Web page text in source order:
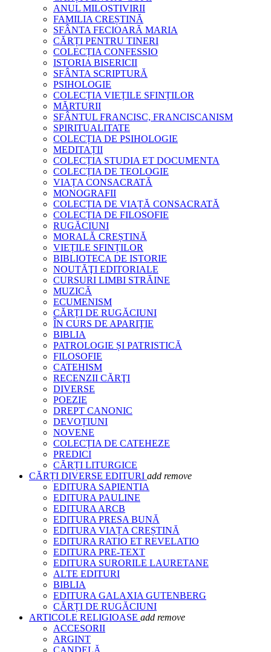
ANUL MILOSTIVIRII
FAMILIA CREȘTINĂ
SFÂNTA FECIOARĂ MARIA
CĂRȚI PENTRU TINERI
COLECȚIA CONFESSIO
ISTORIA BISERICII
SFÂNTA SCRIPTURĂ
PSIHOLOGIE
COLECȚIA VIEȚILE SFINȚILOR
MĂRTURII
SFÂNTUL FRANCISC, FRANCISCANISM
SPIRITUALITATE
COLECȚIA DE PSIHOLOGIE
MEDITAȚII
COLECȚIA STUDIA ET DOCUMENTA
COLECȚIA DE TEOLOGIE
VIAȚA CONSACRATĂ
MONOGRAFII
COLECȚIA DE VIAȚĂ CONSACRATĂ
COLECȚIA DE FILOSOFIE
RUGĂCIUNI
MORALĂ CREȘTINĂ
VIEȚILE SFINȚILOR
BIBLIOTECA DE ISTORIE
NOUTĂŢI EDITORIALE
CURSURI LIMBI STRĂINE
MUZICĂ
ECUMENISM
CĂRȚI DE RUGĂCIUNI
ÎN CURS DE APARIŢIE
BIBLIA
PATROLOGIE ȘI PATRISTICĂ
FILOSOFIE
CATEHISM
RECENZII CĂRŢI
DIVERSE
POEZIE
DREPT CANONIC
DEVOȚIUNI
NOVENE
COLECȚIA DE CATEHEZE
PREDICI
CĂRȚI LITURGICE
CĂRȚI DIVERSE EDITURI add remove
EDITURA SAPIENTIA
EDITURA PAULINE
EDITURA ARCB
EDITURA PRESA BUNĂ
EDITURA VIAȚA CREȘTINĂ
EDITURA RATIO ET REVELATIO
EDITURA PRE-TEXT
EDITURA SURORILE LAURETANE
ALTE EDITURI
BIBLIA
EDITURA GALAXIA GUTENBERG
CĂRȚI DE RUGĂCIUNI
ARTICOLE RELIGIOASE add remove
ACCESORII
ARGINT
CANDELĂ